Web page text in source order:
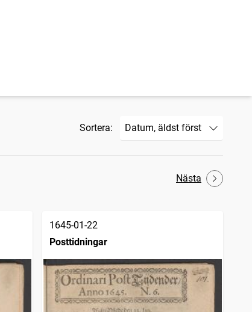
Sortera:
Nästa
1645-01-22
Posttidningar